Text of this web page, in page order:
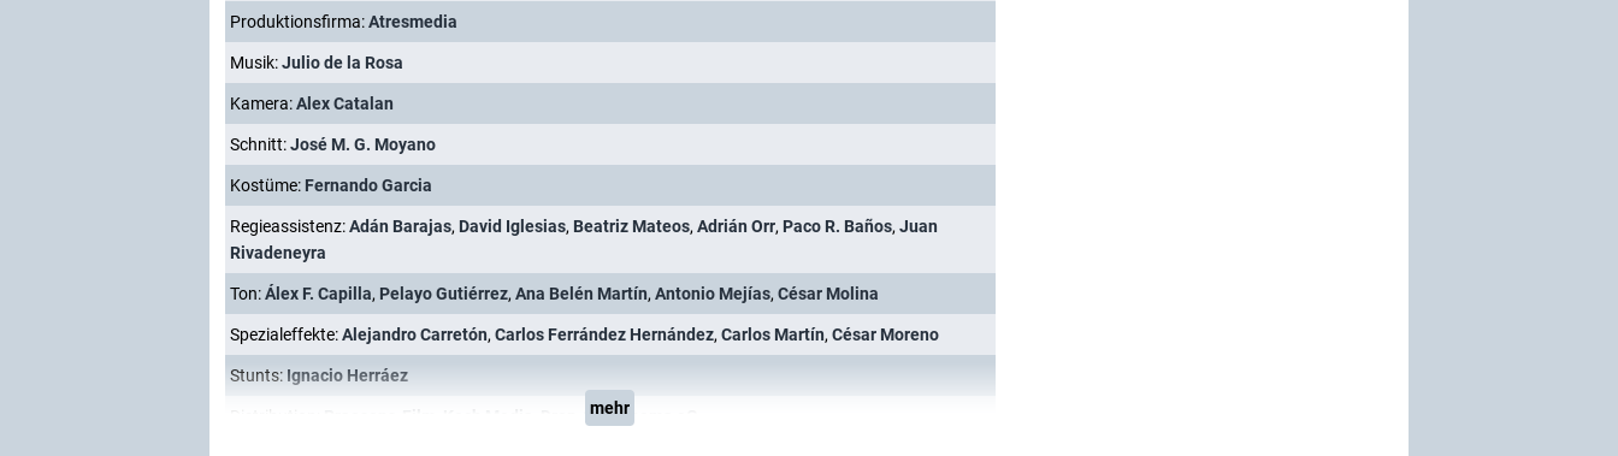
Produktionsfirma:Atresmedia
Musik:Julio de la Rosa
Kamera:Alex Catalan
Schnitt:José M. G. Moyano
Kostüme: Fernando Garcia
Regieassistenz:Adán Barajas, David Iglesias, Beatriz Mateos, Adrián Orr, Paco R. Baños, Juan
Rivadeneyra
Ton:Álex F. Capilla, Pelayo Gutiérrez, Ana Belén Martín, Antonio Mejías, César Molina
Spezialeffekte:Alejandro Carretón, Carlos Ferrández Hernández, Carlos Martín, César Moreno
Stunts: Ignacio Herráez
Drop-Out Cinema eG
mehr